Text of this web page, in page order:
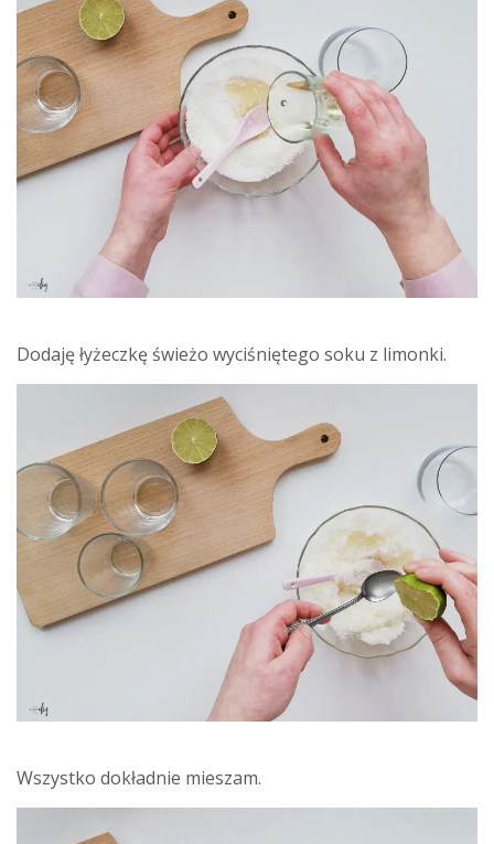
Dodaję łyżeczkę świeżo wyciśniętego soku z limonki.
Wszystko dokładnie mieszam.